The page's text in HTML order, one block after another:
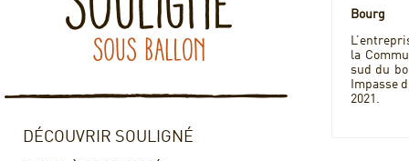
DÉCOUVRIR SOULIGNÉ
Bourg
la
sud du
Impasse
2021.